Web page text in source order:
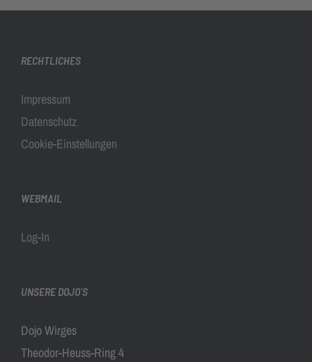
RECHTLICHES
Impressum
Datenschutz
Cookie-Einstellungen
WEBMAIL
Log-In
UNSERE DOJO´S
Dojo Wirges
Theodor-Heuss-Ring 4